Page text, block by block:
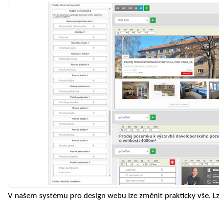
V našem systému pro design webu lze změnit prakticky vše.